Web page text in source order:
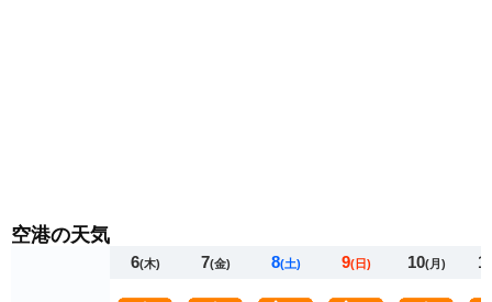
空港の天気
6(木) 7(金) 8(土) 9(日) 10(月)